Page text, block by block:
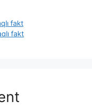
fakt
fakt